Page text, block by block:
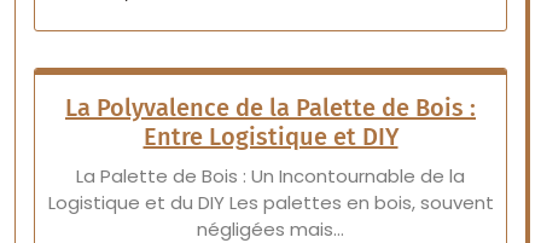
La Polyvalence de la Palette de Bois :
Entre Logistique et DIY
La Palette de Bois : Un Incontournable de la
Logistique et du DIY Les palettes en bois, souvent
négligées mais…